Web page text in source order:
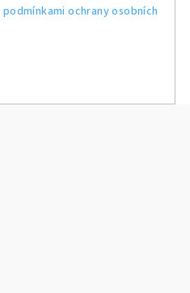
podmínkami ochrany osobních